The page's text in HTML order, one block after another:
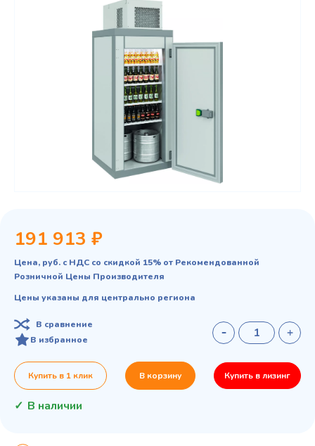
Режим работы:Пн..Пт: 9.00-18.00
191 913 ₽
Цена, руб. с НДС со скидкой 15% от Рекомендованной
Розничной Цены Производителя
Цены указаны для центрально региона
В сравнение
В избранное
Купить в 1 клик В корзину Купить в лизинг
В наличии